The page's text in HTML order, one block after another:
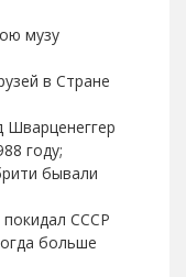
музу
в Стране
Шварценеггер
году;
бывали
покидал СССР
больше